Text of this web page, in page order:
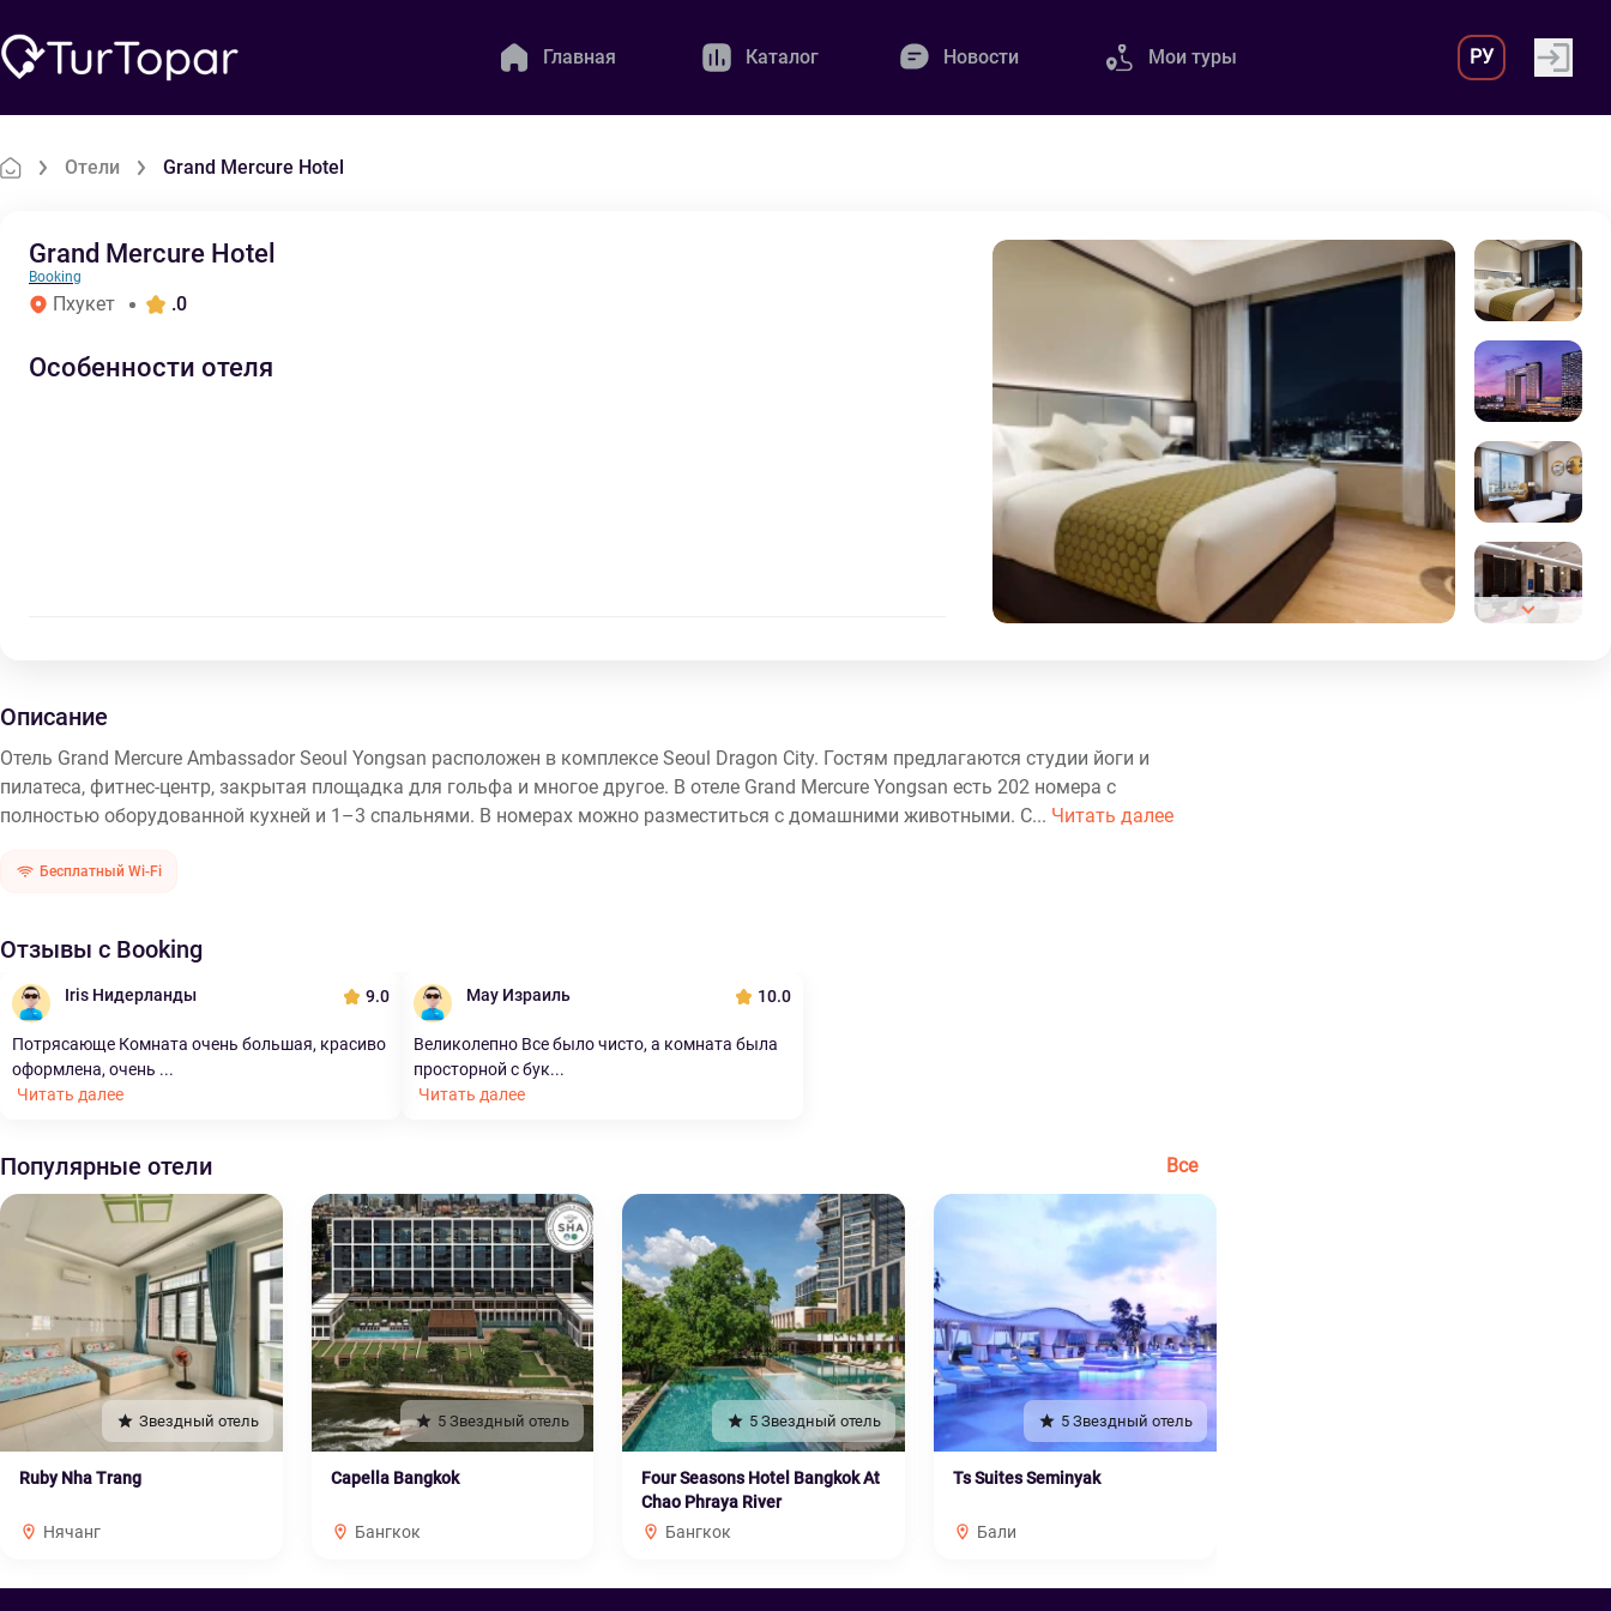
Главная Каталог Новости Мои туры РУ
Отели Grand Mercure Hotel
Grand Mercure Hotel
Booking
Пхукет .0
Особенности отеля
Описание
Отель Grand Mercure Ambassador Seoul Yongsan расположен в комплексе Seoul Dragon City. Гостям предлагаются студии йоги и
пилатеса, фитнес-центр, закрытая площадка для гольфа и многое другое. В отеле Grand Mercure Yongsan есть 202 номера с
полностью оборудованной кухней и 1–3 спальнями. В номерах можно разместиться с домашними животными. С... Читать далее
Бесплатный Wi-Fi
Отзывы с Booking
Iris Нидерланды 9.0
Потрясающе Комната очень большая, красиво
оформлена, очень ...
Читать далее
May Израиль 10.0
Великолепно Все было чисто, а комната была
просторной с бук...
Читать далее
Популярные отели Все
Звездный отель
Ruby Nha Trang
Нячанг
5 Звездный отель
Capella Bangkok
Бангкок
5 Звездный отель
Four Seasons Hotel Bangkok At
Chao Phraya River
Бангкок
5 Звездный отель
Ts Suites Seminyak
Бали